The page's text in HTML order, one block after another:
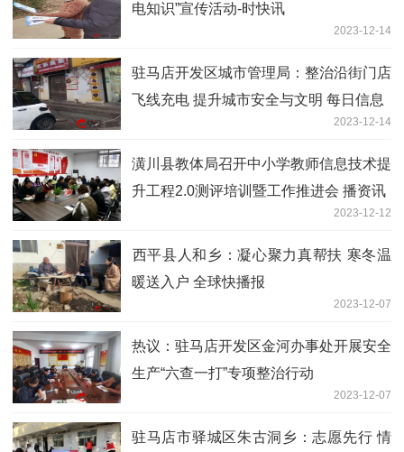
电知识”宣传活动-时快讯
2023-12-14
驻马店开发区城市管理局：整治沿街门店
飞线充电 提升城市安全与文明 每日信息
2023-12-14
​潢川县教体局召开中小学教师信息技术提
升工程2.0测评培训暨工作推进会 播资讯
2023-12-12
​西平县人和乡：凝心聚力真帮扶 寒冬温
暖送入户 全球快播报
2023-12-07
热议：驻马店开发区金河办事处开展安全
生产“六查一打”专项整治行动
2023-12-07
驻马店市驿城区朱古洞乡：志愿先行 情